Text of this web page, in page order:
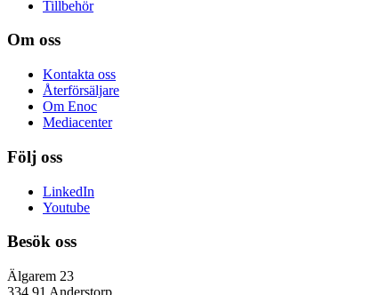
Tillbehör
Om oss
Kontakta oss
Återförsäljare
Om Enoc
Mediacenter
Följ oss
LinkedIn
Youtube
Besök oss
Älgarem 23
334 91 Anderstorp